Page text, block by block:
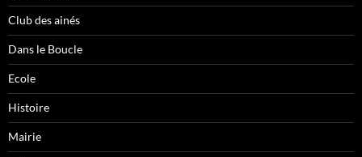
Club des ainés
Dans le Boucle
Ecole
Histoire
Mairie